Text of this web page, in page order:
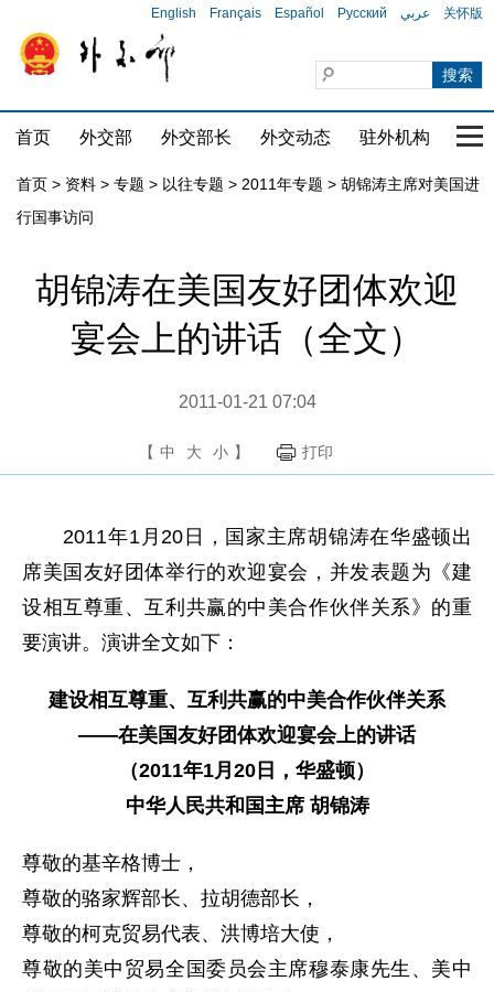
English Français Español Русский عربي 关怀版
首页 外交部 外交部长 外交动态 驻外机构 国
首页 > 资料 > 专题 > 以往专题 > 2011年专题 > 胡锦涛主席对美国进
行国事访问
胡锦涛在美国友好团体欢迎
宴会上的讲话（全文）
2011-01-21 07:04
【 中 大 小 】 打印
2011年1月20日，国家主席胡锦涛在华盛顿出
席美国友好团体举行的欢迎宴会，并发表题为《建
设相互尊重、互利共赢的中美合作伙伴关系》的重
要演讲。演讲全文如下：
建设相互尊重、互利共赢的中美合作伙伴关系
——在美国友好团体欢迎宴会上的讲话
（2011年1月20日，华盛顿）
中华人民共和国主席 胡锦涛
尊敬的基辛格博士，
尊敬的骆家辉部长、拉胡德部长，
尊敬的柯克贸易代表、洪博培大使，
尊敬的美中贸易全国委员会主席穆泰康先生、美中